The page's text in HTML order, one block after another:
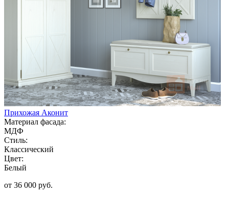
Прихожая Аконит
Материал фасада:
МДФ
Стиль:
Классический
Цвет:
Белый
от 36 000 руб.